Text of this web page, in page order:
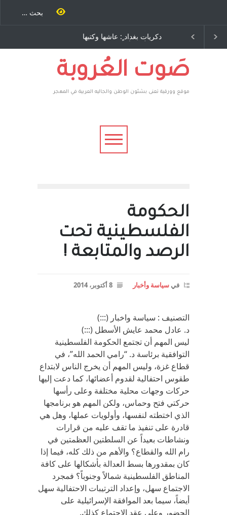
الاستيطان ومسلسل الخداع
المستمر - قلم : راسم عبيدات
دكريات بغداد ٍ: عاشها وكتبها
:وليد رباح – نيوجرسي –
الولايات المتحدة الامريكية
صَوت العُروبة
موقع وورقية تعنى بشئون الوطن والجاليه العربية في المهجر
الحكومة
الفلسطينية تحت
الرصد والمتابعة !
في سياسة وأخبار 8 أكتوبر، 2014
التصنيف : سياسة واخبار (:::)
د. عادل محمد عايش الأسطل (:::)
ليس المهم أن تجتمع الحكومة الفلسطينية
التوافقية برئاسة د. “رامي الحمد الله”، في
قطاع غزة، وليس المهم أن يخرج الناس لابتداع
طقوس احتفالية لقدوم أعضائها، كما دعت إليها
حركات وجهات محلية مختلفة وعلى رأسها
حركتي فتح وحماس، ولكن المهم هو برنامجها
الذي اختطته لنفسها، وأولويات عملها، وهل هي
قادرة على تنفيذ ما تقف عليه من قرارات
ونشاطات بعيداً عن السلطتين العظمتين في
رام الله والقطاع؟ والأهم من ذلك كله، فيما إذا
كان بمقدورها بسط العدالة بأشكالها على كافة
المناطق الفلسطينية شمالاً وجنوباً؟ فمجرد
الاجتماع سهل، وإعداد الترتيبات الاحتفالية سهل
أيضاً، سيما بعد الموافقة الإسرائيلية على
الحضور وعلى عقد الاجتماع كذلك.